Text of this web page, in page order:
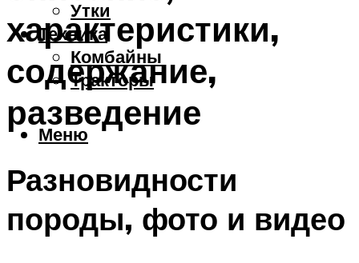
Утки
Техника
Комбайны
Тракторы
Меню
характеристики,
содержание,
разведение
Разновидности
породы, фото и видео